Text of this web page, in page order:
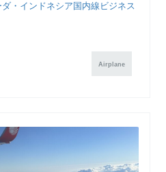
ダ・インドネシア国内線ビジネス
Airplane